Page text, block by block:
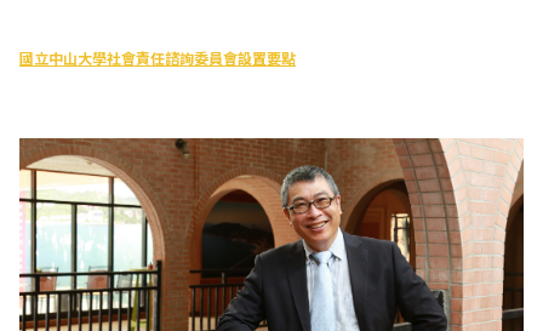
國立中山大學社會責任諮詢委員會設置要點